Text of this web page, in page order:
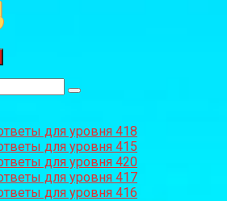
для уровня 418
для уровня 415
для уровня 420
для уровня 417
для уровня 416